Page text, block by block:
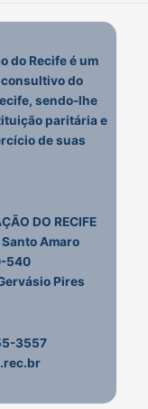
do Recife é um
do
sendo-lhe
paritária e
de suas
DO RECIFE
Amaro
540
Pires
3557